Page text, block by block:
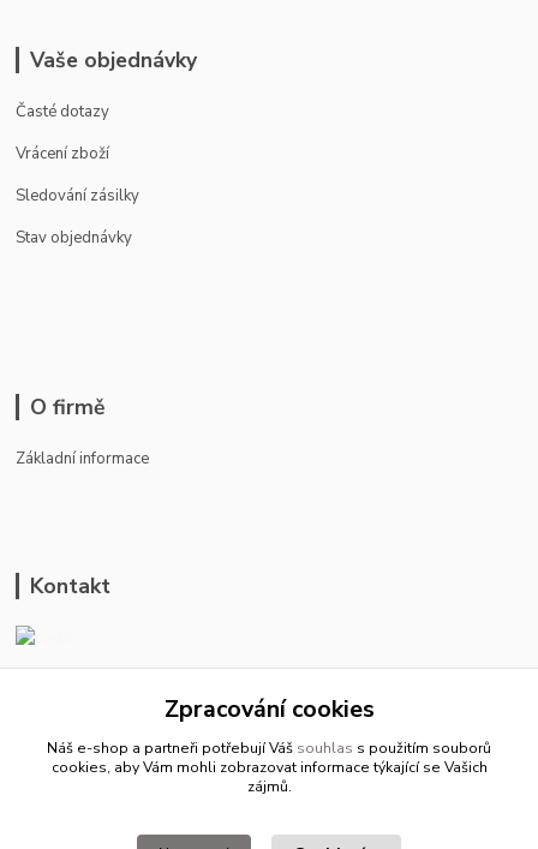
Vaše objednávky
Časté dotazy
Vrácení zboží
Sledování zásilky
Stav objednávky
O firmě
Základní informace
Kontakt
+420 799 500 769
pracovní dny 8-11hod.,13-15hod.
Zpracování cookies
Náš e-shop a partneři potřebují Váš souhlas s použitím souborů
cookies, aby Vám mohli zobrazovat informace týkající se Vašich
zájmů.